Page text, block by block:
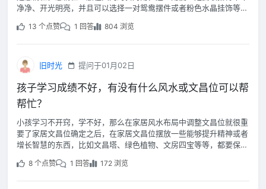
净净、开光明亮，并且可以选择一对鸳鸯摆件或者粉色水晶挂饰等，
13 个点赞 1 回答 804 浏览
旧时光 提问于01月02日
孩子学习成绩不好，有没有什么风水或文昌位可以帮
帮忙？
小孩学习不开窍，学不好，那么在家居风水布局中调整文昌位就很重
要了家居文昌位确定之后，在家居文昌位摆放一些能够提升精神或者
增长智慧的东西，比如文昌塔、绿色植物、文房四宝等等，都要保持
样会导致家居文昌位的能量流通不畅。
8 个点赞 1 回答 172 浏览